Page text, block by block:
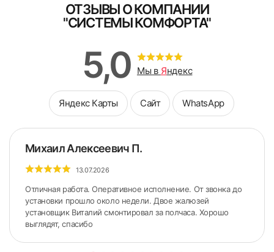
ОТЗЫВЫ О КОМПАНИИ
"СИСТЕМЫ КОМФОРТА"
5,0 Мы в Яндекс
Яндекс Карты Сайт WhatsApp
Михаил Алексеевич П.
13.07.2026
Отличная работа. Оперативное исполнение. От звонка до
установки прошло около недели. Двое жалюзей
установщик Виталий смонтировал за полчаса. Хорошо
выглядят, спасибо